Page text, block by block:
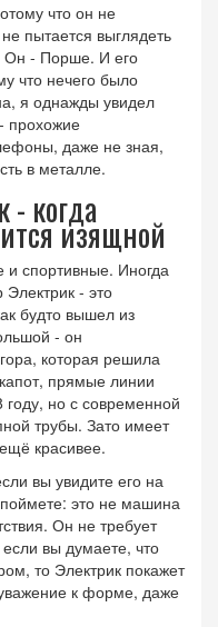
что он не
пытается выглядеть
Он - Порше. И его
что нечего было
я однажды увидел
прохожие
даже не зная,
в металле.
- когда
изящной
спортивные. Иногда
Электрик - это
будто вышел из
- он
которая решила
прямые линии
году, но с современной
трубы. Зато имеет
красивее.
вы увидите его на
это не машина
Он не требует
вы думаете, что
то Электрик покажет
к форме, даже